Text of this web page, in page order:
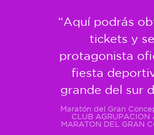
“Aquí podrás
tickets y
protagonista
fiesta
grande del sur
Maratón del Gran
CLUB AGRUPACION
MARATON DEL GRAN